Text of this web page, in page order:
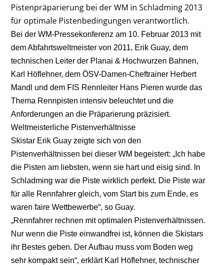
Pistenpräparierung bei der WM in Schladming 2013
für optimale Pistenbedingungen verantwortlich.
Bei der WM-Pressekonferenz am 10. Februar 2013 mit
dem Abfahrtsweltmeister von 2011, Erik Guay, dem
technischen Leiter der Planai & Hochwurzen Bahnen,
Karl Höflehner, dem ÖSV-Damen-Cheftrainer Herbert
Mandl und dem FIS Rennleiter Hans Pieren wurde das
Thema Rennpisten intensiv beleuchtet und die
Anforderungen an die Präparierung präzisiert.
Weltmeisterliche Pistenverhältnisse
Skistar Erik Guay zeigte sich von den
Pistenverhältnissen bei dieser WM begeistert: „Ich habe
die Pisten am liebsten, wenn sie hart und eisig sind. In
Schladming war die Piste wirklich perfekt. Die Piste war
für alle Rennfahrer gleich, vom Start bis zum Ende, es
waren faire Wettbewerbe“, so Guay.
„Rennfahrer rechnen mit optimalen Pistenverhältnissen.
Nur wenn die Piste einwandfrei ist, können die Skistars
ihr Bestes geben. Der Aufbau muss vom Boden weg
sehr kompakt sein“, erklärt Karl Höflehner, technischer